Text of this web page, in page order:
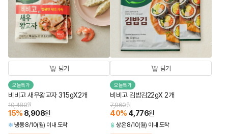
담기
오늘특가
비비고 새우왕교자 315gX2개
10,480원
15% 8,908원
냉동 8/10(월) 이내 도착
담기
오늘특가
비비고 김밥김22gX 2개
7,960원
40% 4,776원
상온 8/10(월) 이내 도착